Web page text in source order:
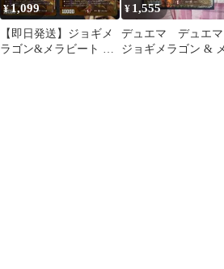
¥1,099
【即日発送】ジョギメ
ラゴン&メラビート Ｊ
¥ 1,555
デュエマ デュエ
ジョギメラゴン &